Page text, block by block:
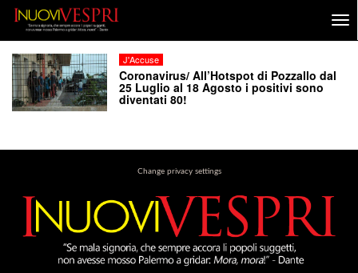
J'Accuse
Coronavirus/ All’Hotspot di Pozzallo dal
25 Luglio al 18 Agosto i positivi sono
diventati 80!
Change privacy settings